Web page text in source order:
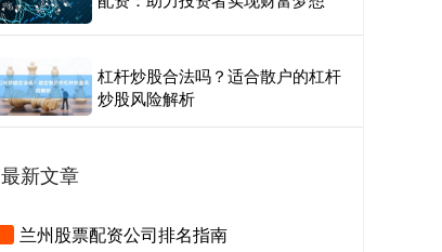
杠杆炒股合法吗？适合散户的杠杆
炒股风险解析
最新文章
兰州股票配资公司排名指南